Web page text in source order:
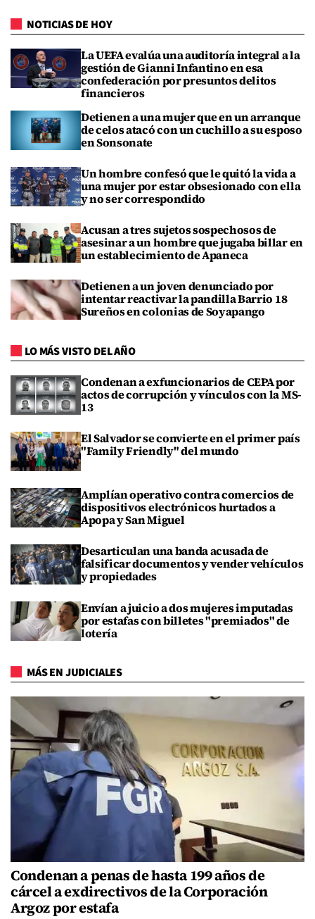
NOTICIAS DE HOY
La UEFA evalúa una auditoría integral a la
gestión de Gianni Infantino en esa
confederación por presuntos delitos
financieros
Detienen a una mujer que en un arranque
de celos atacó con un cuchillo a su esposo
en Sonsonate
Un hombre confesó que le quitó la vida a
una mujer por estar obsesionado con ella
y no ser correspondido
Acusan a tres sujetos sospechosos de
asesinar a un hombre que jugaba billar en
un establecimiento de Apaneca
Detienen a un joven denunciado por
intentar reactivar la pandilla Barrio 18
Sureños en colonias de Soyapango
LO MÁS VISTO DEL AÑO
Condenan a exfuncionarios de CEPA por
actos de corrupción y vínculos con la MS-
13
El Salvador se convierte en el primer país
"Family Friendly" del mundo
Amplían operativo contra comercios de
dispositivos electrónicos hurtados a
Apopa y San Miguel
Desarticulan una banda acusada de
falsificar documentos y vender vehículos
y propiedades
Envían a juicio a dos mujeres imputadas
por estafas con billetes "premiados" de
lotería
MÁS EN JUDICIALES
Condenan a penas de hasta 199 años de
cárcel a exdirectivos de la Corporación
Argoz por estafa